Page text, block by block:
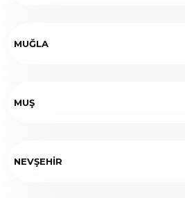
MUĞLA
MUŞ
NEVŞEHİR